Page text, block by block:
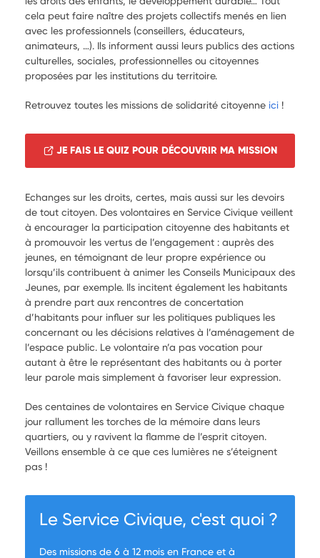
cela peut faire naître des projets collectifs menés en lien
avec les professionnels (conseillers, éducateurs,
animateurs, …). Ils informent aussi leurs publics des actions
culturelles, sociales, professionnelles ou citoyennes
proposées par les institutions du territoire.
Retrouvez toutes les missions de solidarité citoyenne ici !
JE FAIS LE QUIZ POUR DÉCOUVRIR MA MISSION
Echanges sur les droits, certes, mais aussi sur les devoirs
de tout citoyen. Des volontaires en Service Civique veillent
à encourager la participation citoyenne des habitants et
à promouvoir les vertus de l’engagement : auprès des
jeunes, en témoignant de leur propre expérience ou
lorsqu’ils contribuent à animer les Conseils Municipaux des
Jeunes, par exemple. Ils incitent également les habitants
à prendre part aux rencontres de concertation
d’habitants pour influer sur les politiques publiques les
concernant ou les décisions relatives à l’aménagement de
l’espace public. Le volontaire n’a pas vocation pour
autant à être le représentant des habitants ou à porter
leur parole mais simplement à favoriser leur expression.
Des centaines de volontaires en Service Civique chaque
jour rallument les torches de la mémoire dans leurs
quartiers, ou y ravivent la flamme de l’esprit citoyen.
Veillons ensemble à ce que ces lumières ne s’éteignent
pas !
Le Service Civique, c'est quoi ?
Des missions de 6 à 12 mois en France et à